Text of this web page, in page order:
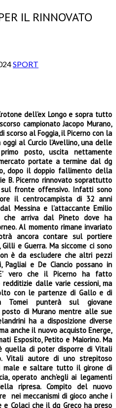
IL RINNOVATO
SPORT
dell’ex Longo e sopra tutto
campionato Jacopo Murano,
scorso al Foggia, il Picerno con la
al Curcio l’Avellino, una delle
posto, uscita nettamente
portate a termine dal dg
dopo il doppio fallimento della
B. Picerno rinnovato soprattutto
fronte offensivo. Infatti sono
il centrocampista di 32 anni
Messina e l’attaccante Emilio
che arriva dal Pineto dove ha
Al momento rimane invariato
ancora contare sul portiere
e Guerra. Ma siccome ci sono
è da escludere che altri pezzi
Pagliai e De Ciancio possano in
vero che il Picerno ha fatto
dalle varie cessioni, ma
con le partenze di Gallo e di
Tomei punterà sul giovane
di Murano mentre alle sue
ha a disposizione diverse
anche il nuovo acquisto Energe,
Esposito, Petito e Maiorino. Ma
quella di poter disporre di Vitali
Vitali autore di uno strepitoso
male e saltare tutto il girone di
operato anch’egli ai legamenti
ripresa. Compito del nuovo
nei meccanismi di gioco anche i
e Colaci che il dg Greco ha preso